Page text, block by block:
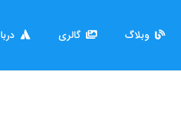
وبلاگ گالری